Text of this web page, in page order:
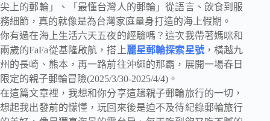
尖上的郵輪」、「最懂台灣人的郵輪」從語言、飲食到服
務細節，真的就像是為台灣家庭量身打造的海上假期。
你有過在海上生活六天五夜的經驗嗎？這次我帶著媽咪和
兩歲的FaFa從基隆啟航，搭上麗星郵輪探索星號，橫越九
州的長崎、熊本，再一路前往沖繩的那霸，展開一場春日
限定的親子郵輪冒險(2025/3/30-2025/4/4)。
在這篇文章裡，我想和你分享這趟親子郵輪旅行的一切，
想起我出發前的懞懂，玩回來後是迫不及待紀錄郵輪旅行